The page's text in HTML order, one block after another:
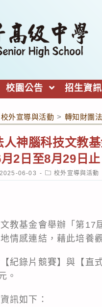
校園公告 招生資訊
校外宣導與活動 > 轉知財團
人神腦科技文教
2日至8月29日止
2025-06-03
Post
category:
校外宣導與活動
教基金會舉辦「第17
情感連結，藉此培養
紀錄片競賽】與【直
。
訊如下：